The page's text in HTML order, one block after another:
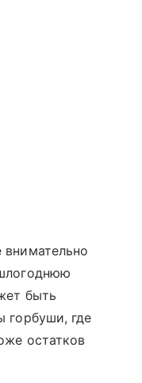
быть
горбуши, где
остатков